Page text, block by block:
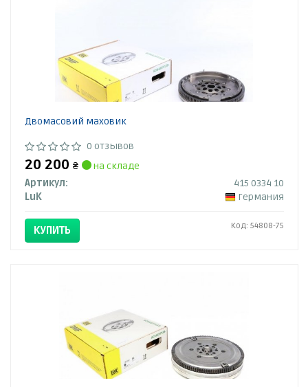
Двомасовий маховик
0 отзывов
20 200 ₴
на складе
Артикул:
415 0334 10
LuK
Германия
КУПИТЬ Код: 54808-75